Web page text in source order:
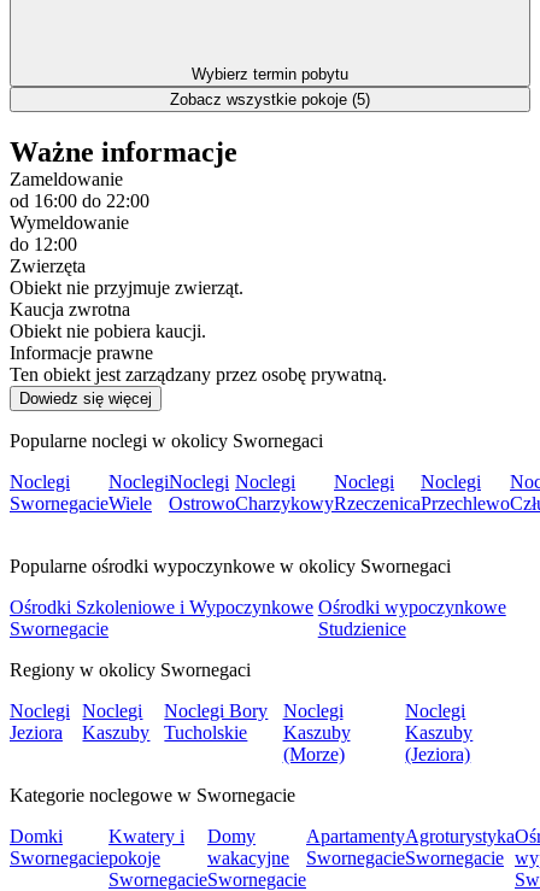
Wybierz termin pobytu
Zobacz wszystkie pokoje (5)
Ważne informacje
Zameldowanie
od 16:00 do 22:00
Wymeldowanie
do 12:00
Zwierzęta
Obiekt nie przyjmuje zwierząt.
Kaucja zwrotna
Obiekt nie pobiera kaucji.
Informacje prawne
Ten obiekt jest zarządzany przez osobę prywatną.
Dowiedz się więcej
Popularne noclegi w okolicy Swornegaci
Noclegi
Swornegacie
Noclegi
Wiele
Noclegi
Ostrowo
Noclegi
Charzykowy
Noclegi
Rzeczenica
Noclegi
Przechlewo
Popularne ośrodki wypoczynkowe w okolicy Swornegaci
Ośrodki Szkoleniowe i Wypoczynkowe
Swornegacie
Ośrodki wypoczynkowe
Studzienice
Regiony w okolicy Swornegaci
Noclegi
Jeziora
Noclegi
Kaszuby
Noclegi Bory
Tucholskie
Noclegi
Kaszuby
(Morze)
Noclegi
Kaszuby
(Jeziora)
Kategorie noclegowe w Swornegacie
Domki
Swornegacie
Kwatery i
pokoje
Swornegacie
Domy
wakacyjne
Swornegacie
Apartamenty
Swornegacie
Agroturystyka
Swornegacie